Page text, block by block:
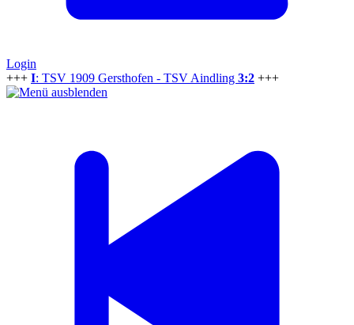
Login
+++ I: TSV 1909 Gersthofen - TSV Aindling 3:2 +++